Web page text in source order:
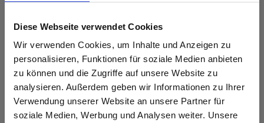
Diese Webseite verwendet Cookies
Wir verwenden Cookies, um Inhalte und Anzeigen zu
personalisieren, Funktionen für soziale Medien anbieten
zu können und die Zugriffe auf unsere Website zu
analysieren. Außerdem geben wir Informationen zu Ihrer
Verwendung unserer Website an unsere Partner für
soziale Medien, Werbung und Analysen weiter. Unsere
Repumpable-System
(RPS)